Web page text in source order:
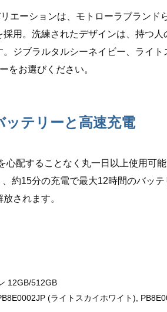
エーションは、モトローラブランド
用。洗練されたデザインは、持つ人
ジブラルタルシーネイビー、ライト
をお選びください。
テリーと高速充電
配することなく丸一日以上使用可
約15分の充電で最大12時間のバッ
されます。
12GB/512GB
(ライトスカイホワイト),